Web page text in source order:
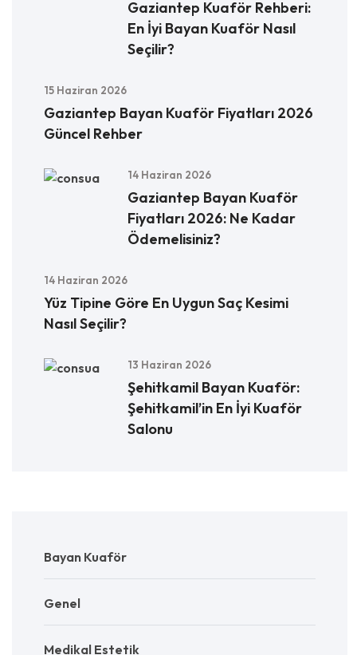
Gaziantep Kuaför Rehberi:
En İyi Bayan Kuaför Nasıl
Seçilir?
15 Haziran 2026
Gaziantep Bayan Kuaför Fiyatları 2026
Güncel Rehber
14 Haziran 2026
Gaziantep Bayan Kuaför
Fiyatları 2026: Ne Kadar
Ödemelisiniz?
14 Haziran 2026
Yüz Tipine Göre En Uygun Saç Kesimi
Nasıl Seçilir?
13 Haziran 2026
Şehitkamil Bayan Kuaför:
Şehitkamil’in En İyi Kuaför
Salonu
Bayan Kuaför
Genel
Medikal Estetik